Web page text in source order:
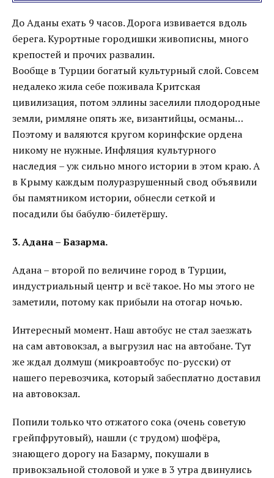
До Аданы ехать 9 часов. Дорога извивается вдоль
берега. Курортные городишки живописны, много
крепостей и прочих развалин.
Вообще в Турции богатый культурный слой. Совсем
недалеко жила себе поживала Критская
цивилизация, потом эллины заселили плодородные
земли, римляне опять же, византийцы, османы…
Поэтому и валяются кругом коринфские ордена
никому не нужные. Инфляция культурного
наследия – уж сильно много истории в этом краю. А
в Крыму каждым полуразрушенный свод объявили
бы памятником истории, обнесли сеткой и
посадили бы бабулю-билетёршу.
3. Адана – Базарма.
Адана – второй по величине город в Турции,
индустриальный центр и всё такое. Но мы этого не
заметили, потому как прибыли на отогар ночью.
Интересный момент. Наш автобус не стал заезжать
на сам автовокзал, а выгрузил нас на автобане. Тут
же ждал долмуш (микроавтобус по-русски) от
нашего перевозчика, который забесплатно доставил
на автовокзал.
Попили только что отжатого сока (очень советую
грейпфрутовый), нашли (с трудом) шофёра,
знающего дорогу на Базарму, покушали в
привокзальной столовой и уже в 3 утра двинулись